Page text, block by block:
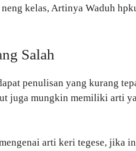
kelas, Artinya Waduh
Salah
penulisan yang kurang
juga mungkin memiliki arti
arti keri tegese, jika